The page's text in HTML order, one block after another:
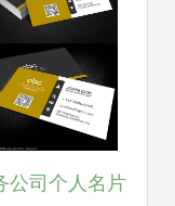
公司个人名片